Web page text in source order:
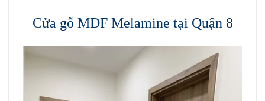
Cửa gỗ MDF Melamine tại Quận 8